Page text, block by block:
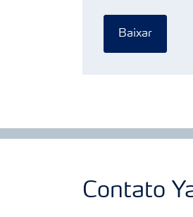
Baixar
Contato